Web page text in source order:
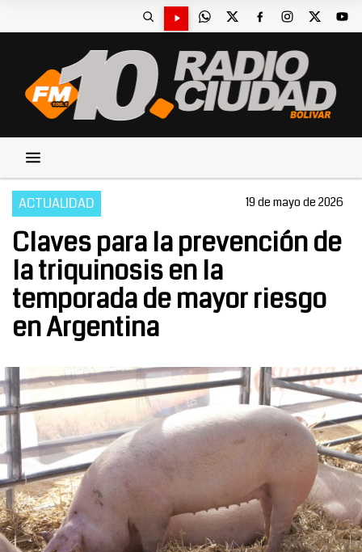
ACTUALIDAD 19 de mayo de 2026
Claves para la prevención de
la triquinosis en la
temporada de mayor riesgo
en Argentina